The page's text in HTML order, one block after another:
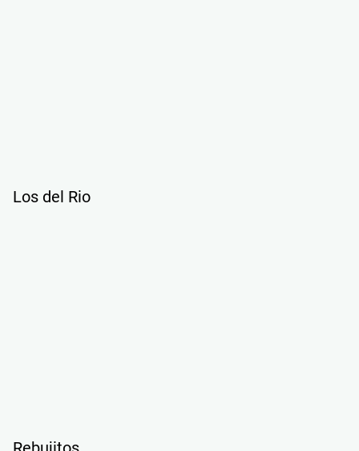
Los del Rio